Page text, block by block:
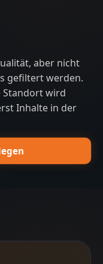
aber nicht
gefiltert werden.
Standort wird
Inhalte in der